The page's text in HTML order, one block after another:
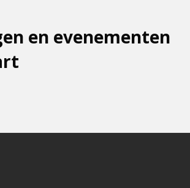
en evenementen